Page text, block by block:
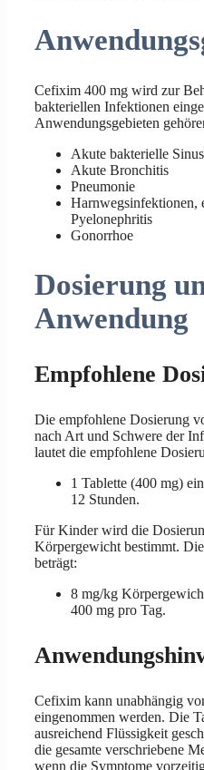
Cefixim 400 mg wird zur
bakteriellen Infektionen
Anwendungsgebieten
Akute bakterielle
Akute Bronchitis
Pneumonie
Harnwegsinfektionen,
Pyelonephritis
Gonorrhoe
Dosierung
Anwendung
Empfohlene
Die empfohlene Dosierung
nach Art und Schwere der
lautet die empfohlene
1 Tablette (400 mg)
12 Stunden.
Für Kinder wird die
Körpergewicht bestimmt.
beträgt:
8 mg/kg
400 mg pro Tag.
Cefixim kann unabhängig
eingenommen werden. Die
ausreichend Flüssigkeit
die gesamte verschriebene
wenn die Symptome